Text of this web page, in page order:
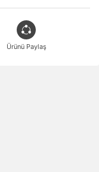
Ürünü Paylaş